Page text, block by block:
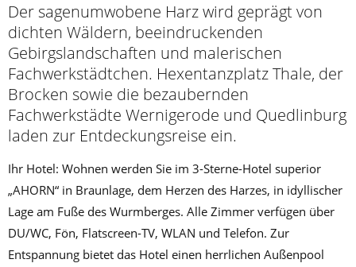
Der sagenumwobene Harz wird geprägt von
dichten Wäldern, beeindruckenden
Gebirgslandschaften und malerischen
Fachwerkstädtchen. Hexentanzplatz Thale, der
Brocken sowie die bezaubernden
Fachwerkstädte Wernigerode und Quedlinburg
laden zur Entdeckungsreise ein.
Ihr Hotel: Wohnen werden Sie im 3-Sterne-Hotel superior
„AHORN“ in Braunlage, dem Herzen des Harzes, in idyllischer
Lage am Fuße des Wurmberges. Alle Zimmer verfügen über
DU/WC, Fön, Flatscreen-TV, WLAN und Telefon. Zur
Entspannung bietet das Hotel einen herrlichen Außenpool